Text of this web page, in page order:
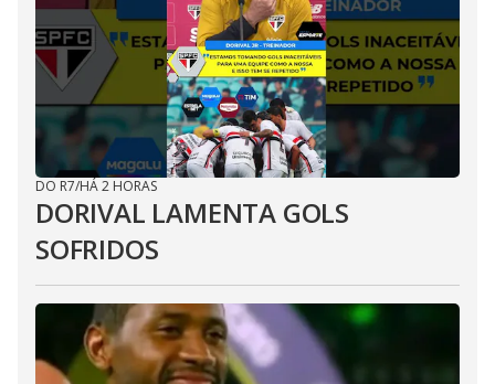
DO R7/HÁ 2 HORAS
DORIVAL LAMENTA GOLS
SOFRIDOS